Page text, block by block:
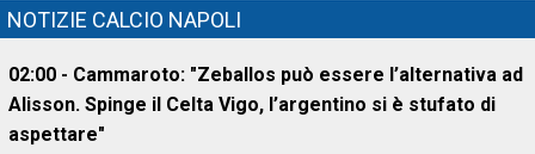
NOTIZIE CALCIO NAPOLI
02:00 - Cammaroto: "Zeballos può essere l’alternativa ad
Alisson. Spinge il Celta Vigo, l’argentino si è stufato di
aspettare"